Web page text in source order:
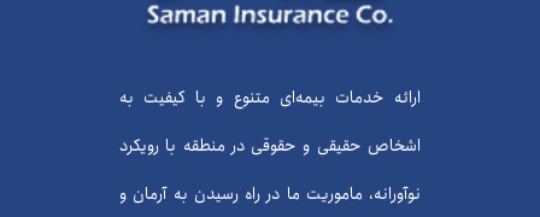
ارائه خدمات بیمه‌ای متنوع و با کیفیت به
اشخاص حقیقی و حقوقی در منطقه با رویکرد
نوآورانه، ماموریت ما در راه رسیدن به آرمان و